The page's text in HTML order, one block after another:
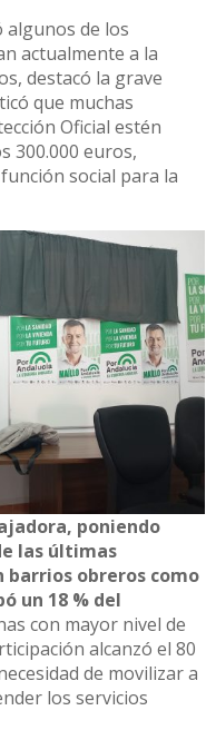
algunos de los
actualmente a la
destacó la grave
que muchas
Oficial estén
300.000 euros,
social para la
poniendo
las últimas
barrios obreros como
un 18 % del
con mayor nivel de
alcanzó el 80
de movilizar a
los servicios